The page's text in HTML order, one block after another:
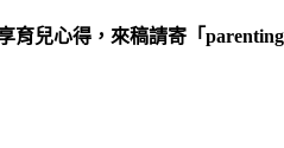
兒心得，來稿請寄「